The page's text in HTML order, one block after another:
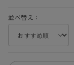
並べ替え：